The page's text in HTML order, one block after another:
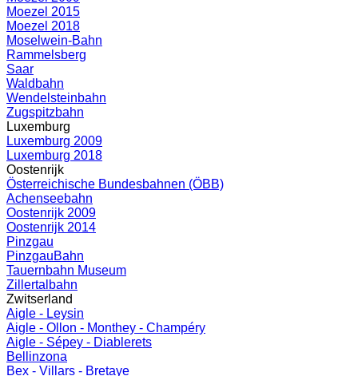
Moezel 2015
Moezel 2018
Moselwein-Bahn
Rammelsberg
Saar
Waldbahn
Wendelsteinbahn
Zugspitzbahn
Luxemburg
Luxemburg 2009
Luxemburg 2018
Oostenrijk
Österreichische Bundesbahnen (ÖBB)
Achenseebahn
Oostenrijk 2009
Oostenrijk 2014
Pinzgau
PinzgauBahn
Tauernbahn Museum
Zillertalbahn
Zwitserland
Aigle - Leysin
Aigle - Ollon - Monthey - Champéry
Aigle - Sépey - Diablerets
Bellinzona
Bex - Villars - Bretaye